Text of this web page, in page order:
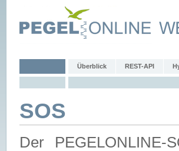
Überblick REST-API
SOS
Der